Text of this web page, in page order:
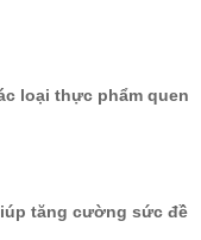
loại thực phẩm quen
tăng cường sức đề